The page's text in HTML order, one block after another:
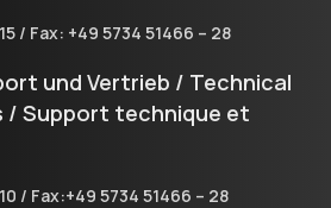
/ Fax: +49 5734 51466 – 28
und Vertrieb / Technical
/ Support technique et
/ Fax:+49 5734 51466 – 28